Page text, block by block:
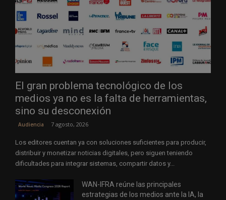
El gran problema tecnológico de los
medios ya no es la falta de herramientas,
sino su desconexión
Audiencia 7 agosto, 2026
Los editores cuentan ya con soluciones suficientes para producir,
distribuir y monetizar noticias digitales, pero siguen teniendo
dificultades para integrar sistemas, compartir datos y...
WAN-IFRA reúne las principales
estrategias de los medios ante la IA, la